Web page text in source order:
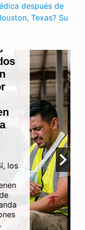
después de
Texas? Su
la
y